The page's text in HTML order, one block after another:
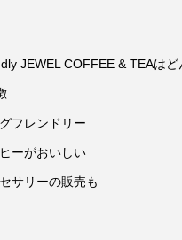
JEWEL COFFEE & TEAはど
フレンドリー
ーがおいしい
サリーの販売も